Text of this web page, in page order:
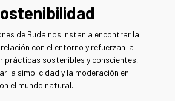
de Buda nos instan a encontrar la
con el entorno y refuerzan la
prácticas sostenibles y conscientes,
la simplicidad y la moderación en
el mundo natural.